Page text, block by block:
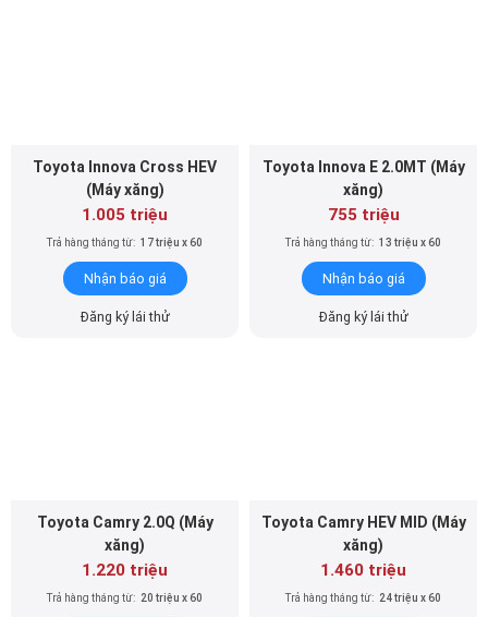
Toyota Innova Cross HEV
(Máy xăng)
1.005 triệu
Trả hàng tháng từ: 17 triệu x 60
Nhận báo giá
Đăng ký lái thử
Toyota Innova E 2.0MT (Máy
xăng)
755 triệu
Trả hàng tháng từ: 13 triệu x 60
Nhận báo giá
Đăng ký lái thử
Toyota Camry 2.0Q (Máy
xăng)
1.220 triệu
Trả hàng tháng từ: 20 triệu x 60
Toyota Camry HEV MID (Máy
xăng)
1.460 triệu
Trả hàng tháng từ: 24 triệu x 60